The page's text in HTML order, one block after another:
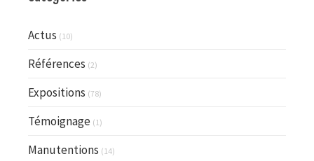
Actus (10)
Références (2)
Expositions (78)
Témoignage (1)
Manutentions (14)